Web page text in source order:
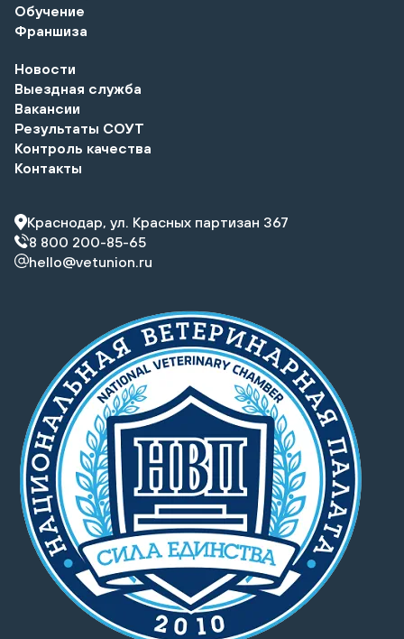
Обучение
Франшиза
Новости
Выездная служба
Вакансии
Результаты СОУТ
Контроль качества
Контакты
Краснодар, ул. Красных партизан 367
8 800 200-85-65
hello@vetunion.ru